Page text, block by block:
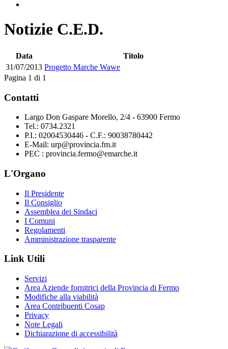
Notizie C.E.D.
Data
Titolo
31/07/2013 Progetto Marche Wawe
Pagina 1 di 1
Contatti
Largo Don Gaspare Morello, 2/4 - 63900 Fermo
Tel.: 0734.2321
P.I.: 02004530446 - C.F.: 90038780442
E-Mail: urp@provincia.fm.it
PEC : provincia.fermo@emarche.it
L'Organo
Il Presidente
Il Consiglio
Assemblea dei Sindaci
I Comuni
Regolamenti
Amministrazione trasparente
Link Utili
Servizi
Area Aziende fornitrici della Provincia di Fermo
Modifiche alla viabilità
Area Contribuenti Cosap
Privacy
Note Legali
Dichiarazione di accessibilità